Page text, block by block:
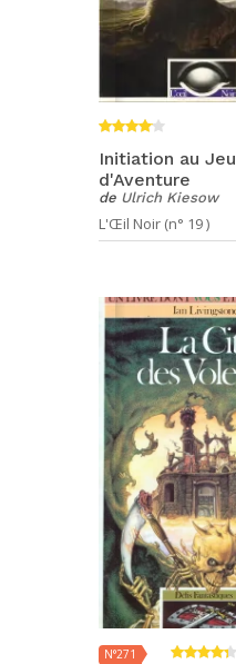
Initiation au Jeu
d'Aventure
de Ulrich Kiesow
L'Œil Noir (n° 19 )
N°271